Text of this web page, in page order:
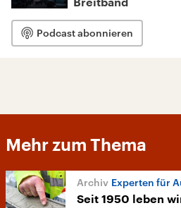
Breitband
Podcast abonnieren
Mehr zum Thema
Experten für
Seit 1950 leben